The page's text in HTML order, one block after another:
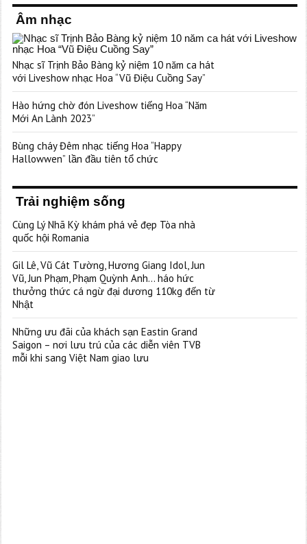
Âm nhạc
Nhạc sĩ Trịnh Bảo Bàng kỷ niệm 10 năm ca hát
với Liveshow nhạc Hoa “Vũ Điệu Cuồng Say”
Hào hứng chờ đón Liveshow tiếng Hoa “Năm
Mới An Lành 2023”
Bùng cháy Đêm nhạc tiếng Hoa “Happy
Hallowwen” lần đầu tiên tổ chức
Trải nghiệm sống
Cùng Lý Nhã Kỳ khám phá vẻ đẹp Tòa nhà
quốc hội Romania
Gil Lê, Vũ Cát Tường, Hương Giang Idol, Jun
Vũ, Jun Phạm, Phạm Quỳnh Anh… háo hức
thưởng thức cá ngừ đại dương 110kg đến từ
Nhật
Những ưu đãi của khách sạn Eastin Grand
Saigon – nơi lưu trú của các diễn viên TVB
mỗi khi sang Việt Nam giao lưu